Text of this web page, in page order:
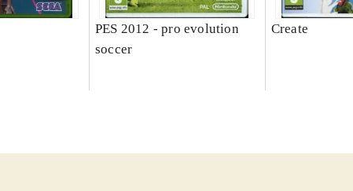
PES 2012 - pro evolution
soccer
Create